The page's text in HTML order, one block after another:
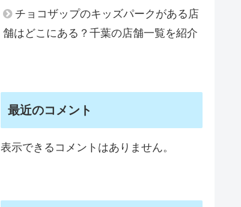
チョコザップのキッズパークがある店
舗はどこにある？千葉の店舗一覧を紹介
最近のコメント
表示できるコメントはありません。